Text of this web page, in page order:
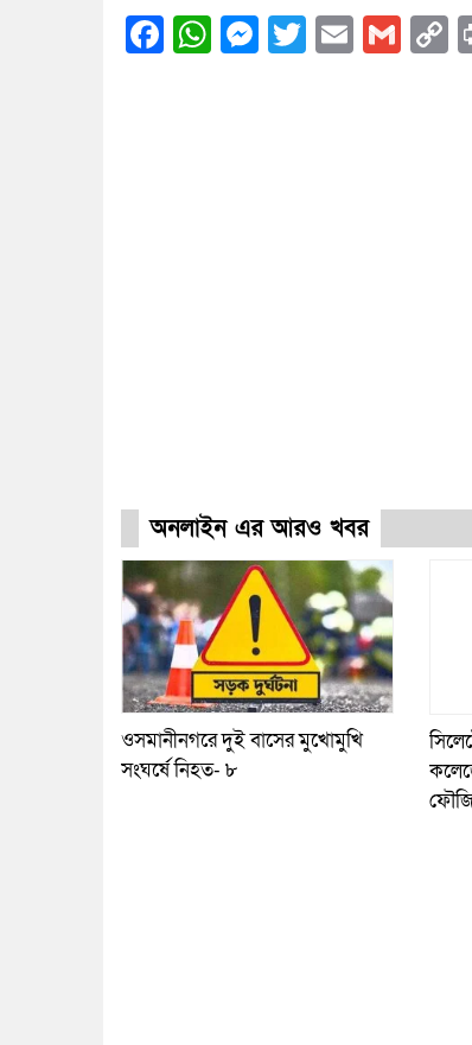
Facebook
WhatsApp
Messenger
Twitter
Email
অনলাইন এর আরও খবর
ওসমানীনগরে দুই বাসের মুখোমুখি
সংঘর্ষে নিহত- ৮